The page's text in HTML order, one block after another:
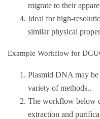
migrate to their
Ideal for high-
similar physical
Example Workflow for
Plasmid DNA may be
variety of methods..
The workflow below
extraction and